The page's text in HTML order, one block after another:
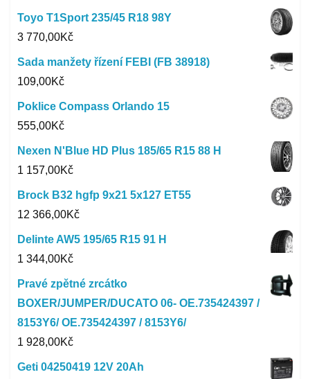
Toyo T1Sport 235/45 R18 98Y
3 770,00Kč
Sada manžety řízení FEBI (FB 38918)
109,00Kč
Poklice Compass Orlando 15
555,00Kč
Nexen N'Blue HD Plus 185/65 R15 88 H
1 157,00Kč
Brock B32 hgfp 9x21 5x127 ET55
12 366,00Kč
Delinte AW5 195/65 R15 91 H
1 344,00Kč
Pravé zpětné zrcátko
BOXER/JUMPER/DUCATO 06- OE.735424397 /
8153Y6/ OE.735424397 / 8153Y6/
1 928,00Kč
Geti 04250419 12V 20Ah